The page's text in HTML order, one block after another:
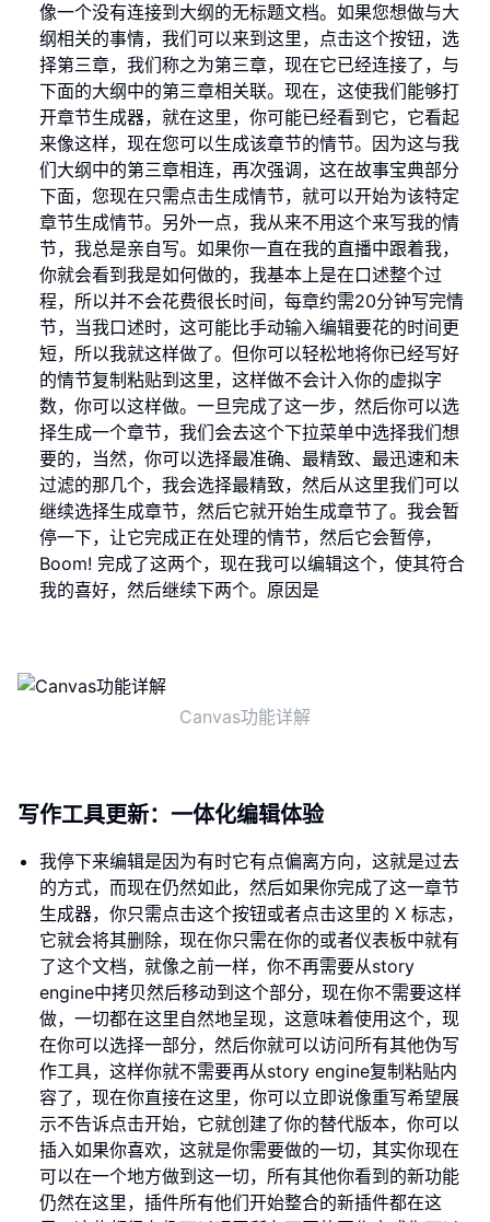
像一个没有连接到大纲的无标题文档。如果您想做与大
纲相关的事情，我们可以来到这里，点击这个按钮，选
择第三章，我们称之为第三章，现在它已经连接了，与
下面的大纲中的第三章相关联。现在，这使我们能够打
开章节生成器，就在这里，你可能已经看到它，它看起
来像这样，现在您可以生成该章节的情节。因为这与我
们大纲中的第三章相连，再次强调，这在故事宝典部分
下面，您现在只需点击生成情节，就可以开始为该特定
章节生成情节。另外一点，我从来不用这个来写我的情
节，我总是亲自写。如果你一直在我的直播中跟着我，
你就会看到我是如何做的，我基本上是在口述整个过
程，所以并不会花费很长时间，每章约需20分钟写完情
节，当我口述时，这可能比手动输入编辑要花的时间更
短，所以我就这样做了。但你可以轻松地将你已经写好
的情节复制粘贴到这里，这样做不会计入你的虚拟字
数，你可以这样做。一旦完成了这一步，然后你可以选
择生成一个章节，我们会去这个下拉菜单中选择我们想
要的，当然，你可以选择最准确、最精致、最迅速和未
过滤的那几个，我会选择最精致，然后从这里我们可以
继续选择生成章节，然后它就开始生成章节了。我会暂
停一下，让它完成正在处理的情节，然后它会暂停，
Boom! 完成了这两个，现在我可以编辑这个，使其符合
我的喜好，然后继续下两个。原因是
Canvas功能详解
写作工具更新：一体化编辑体验
我停下来编辑是因为有时它有点偏离方向，这就是过去
的方式，而现在仍然如此，然后如果你完成了这一章节
生成器，你只需点击这个按钮或者点击这里的 X 标志，
它就会将其删除，现在你只需在你的或者仪表板中就有
了这个文档，就像之前一样，你不再需要从story
engine中拷贝然后移动到这个部分，现在你不需要这样
做，一切都在这里自然地呈现，这意味着使用这个，现
在你可以选择一部分，然后你就可以访问所有其他伪写
作工具，这样你就不需要再从story engine复制粘贴内
容了，现在你直接在这里，你可以立即说像重写希望展
示不告诉点击开始，它就创建了你的替代版本，你可以
插入如果你喜欢，这就是你需要做的一切，其实你现在
可以在一个地方做到这一切，所有其他你看到的新功能
仍然在这里，插件所有他们开始整合的新插件都在这